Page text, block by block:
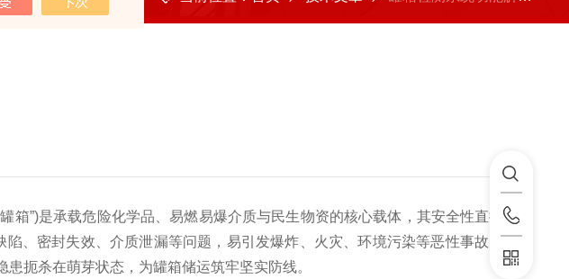
”)是承载危险化学品、易燃易爆介质与民生物资的核心载体，其安全性直接关联
、密封失效、介质泄漏等问题，易引发爆炸、火灾、环境污染等恶性事故。罐箱
扼杀在萌芽状态，为罐箱储运筑牢坚实防线。